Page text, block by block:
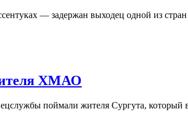
— задержан выходец одной из
ХМАО
поймали жителя Сургута,